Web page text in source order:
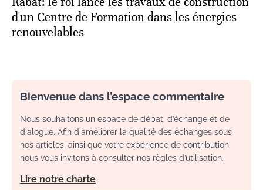
d'un Centre de Formation dans les énergies
renouvelables
Bienvenue dans l’espace commentaire
Nous souhaitons un espace de débat, d’échange et de
dialogue. Afin d'améliorer la qualité des échanges sous
nos articles, ainsi que votre expérience de contribution,
nous vous invitons à consulter nos règles d’utilisation.
Lire notre charte